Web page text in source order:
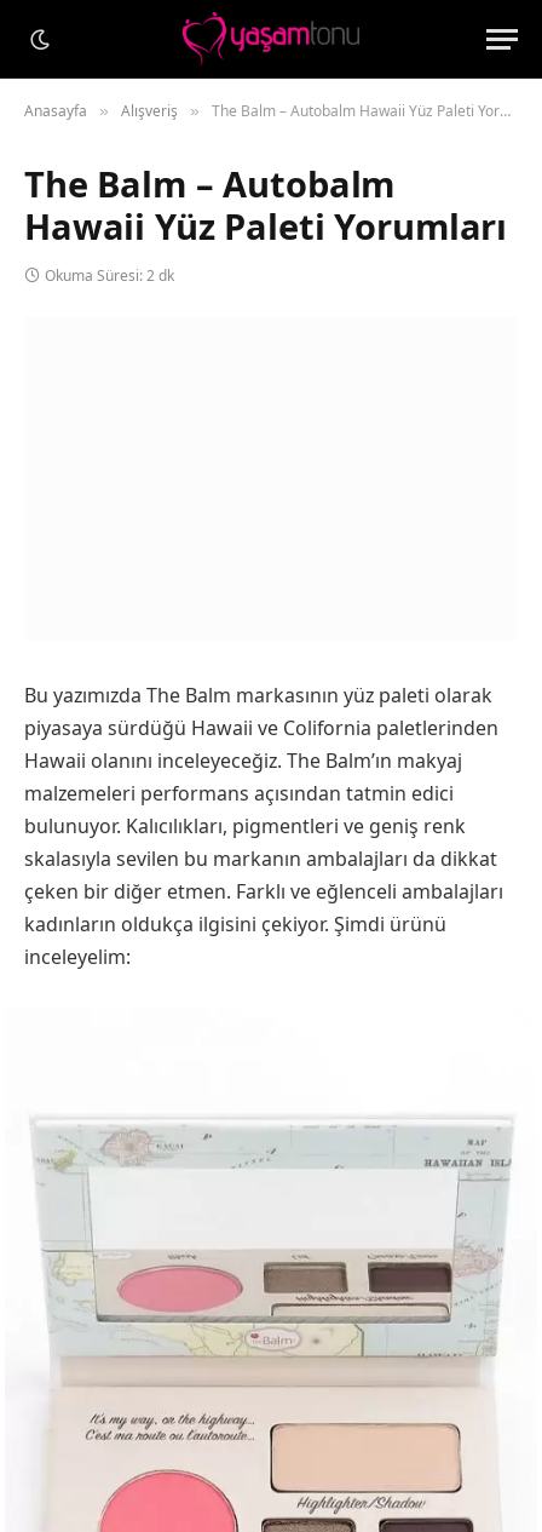
Anasayfa » Alışveriş » The Balm – Autobalm Hawaii Yüz Paleti Yorumları
The Balm – Autobalm
Hawaii Yüz Paleti Yorumları
Okuma Süresi: 2 dk
Bu yazımızda The Balm markasının yüz paleti olarak
piyasaya sürdüğü Hawaii ve Colifornia paletlerinden
Hawaii olanını inceleyeceğiz. The Balm’ın makyaj
malzemeleri performans açısından tatmin edici
bulunuyor. Kalıcılıkları, pigmentleri ve geniş renk
skalasıyla sevilen bu markanın ambalajları da dikkat
çeken bir diğer etmen. Farklı ve eğlenceli ambalajları
kadınların oldukça ilgisini çekiyor. Şimdi ürünü
inceleyelim: